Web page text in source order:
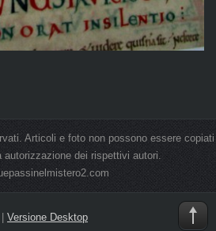
Articoli e foto non possono essere copiati
autorizzazione dei rispettivi autori.
Versione Desktop